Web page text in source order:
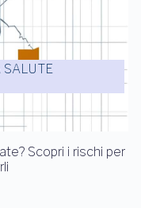
SALUTE
Scopri i rischi per